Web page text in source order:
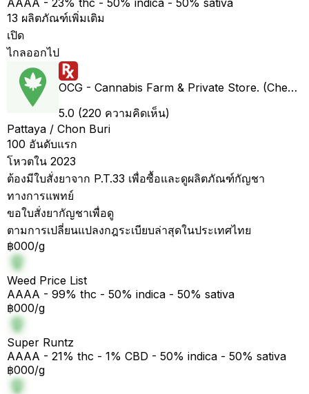
AAAA - 23% thc - 50% indica - 50% sativa
13 ผลิตภัณฑ์เพิ่มเติม
เปิด
ไกลออกไป
OCG - Cannabis Farm & Private Store. (Cheap weed & Kratom bar)
5.0 (220 ความคิดเห็น)
Pattaya / Chon Buri
100 อันดับแรก
โหวตใน 2023
ต้องมีใบสั่งยาจาก P.T.33 เพื่อซื้อและดูผลิตภัณฑ์กัญชา
ทางการแพทย์
ขอใบสั่งยากัญชาเพื่อดู
ตามการเปลี่ยนแปลงกฎระเบียบล่าสุดในประเทศไทย
฿000/g
Weed Price List
AAAA - 99% thc - 50% indica - 50% sativa
฿000/g
Super Runtz
AAAA - 21% thc - 1% CBD - 50% indica - 50% sativa
฿000/g